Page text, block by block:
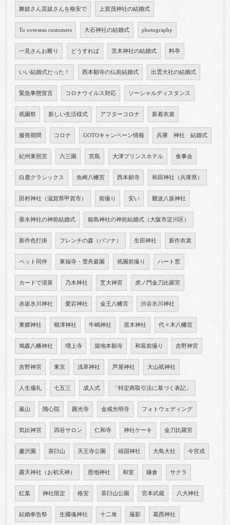
舞妓さん芸妓さんを格安で 上賀茂神社の結婚式
To overseas customers 大石神社の結婚式 photography
一見さんお断り どうすれば 茨木神社の結婚式 料亭
いい結婚式だった！ 西本願寺の仏前結婚式 出雲大社の結婚式
緊急事態宣言 コロナウイルス対応 ソーシャルディスタンス
祇園祭 新しい生活様式 アフターコロナ 新着衣裳
服喪期間 コロナ GOTOキャンペーン情報 兵庫 神社 結婚式
紀州東照宮 六三園 宮島 大津プリンスホテル 食事会
白鹿クラシックス 魚崎八幡宮 西本願寺 和田神社（兵庫県）
田村神社（滋賀県甲賀市） 前撮り 安い 難波八坂神社
垂水神社の神前結婚式 姫島神社の神前結婚式（大阪市淀川区）
新作色打掛 フレンチの森（パソナ） 生田神社 新作衣裳
ペット同伴 東福寺・雪舟庭園 祇園前撮り ハート窓
カードで清算 乃木神社 芝大神宮 虎ノ門金刀比羅宮
赤坂氷川神社 愛宕神社 金王八幡宮 渋谷氷川神社
東郷神社 根津神社 牛嶋神社 居木神社 代々木八幡宮
鳩森八幡神社 増上寺 築地本願寺 和装前撮り 吉野神宮
吉野神宮 東京 浅草神社 芦屋神社 大山祇神社
人生儀礼 七五三 成人式 「特定商取引法に基づく表記」
嵐山 隋心院 圓光寺 金戒光明寺 フォトウェディング
気比神宮 四谷サロン 仁和寺 神社ケーキ 金刀比羅宮
慶沢園 茶臼山 天王寺公園 靖国神社 大鳥大社 今宮戎
露天神社（お初天神） 恩地神社 和室 鎌倉 サクラ
紅葉 神社限定 格安 茶臼山公園 宮本武蔵 八大神社
結婚奉告祭 生國魂神社 十二単 撮影 葛西神社